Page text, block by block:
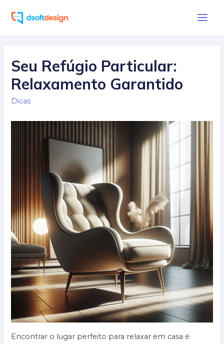
para
Seu Refúgio Particular:
Relaxamento Garantido
Dicas
Encontrar o lugar perfeito para relaxar em casa é